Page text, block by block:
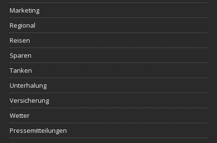
Marketing
Regional
Reisen
Sparen
Tanken
Unterhalung
Versicherung
Wetter
Pressemitteilungen